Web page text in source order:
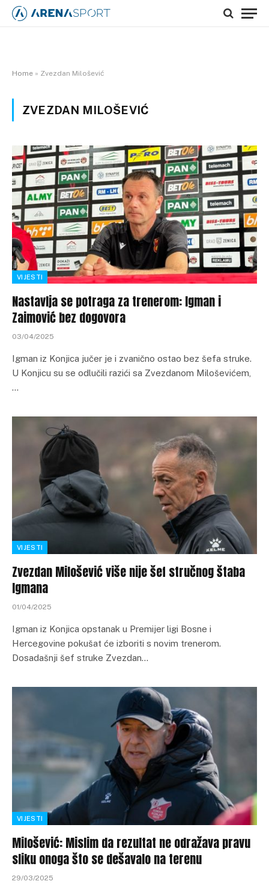
Home » Zvezdan Milošević
ZVEZDAN MILOŠEVIĆ
VIJESTI
Nastavlja se potraga za trenerom: Igman i
Zaimović bez dogovora
03/04/2025
Igman iz Konjica jučer je i zvanično ostao bez šefa struke.
U Konjicu su se odlučili razići sa Zvezdanom Miloševićem,
…
VIJESTI
Zvezdan Milošević više nije šef stručnog štaba
Igmana
01/04/2025
Igman iz Konjica opstanak u Premijer ligi Bosne i
Hercegovine pokušat će izboriti s novim trenerom.
Dosadašnji šef struke Zvezdan…
VIJESTI
Milošević: Mislim da rezultat ne odražava pravu
sliku onoga što se dešavalo na terenu
29/03/2025